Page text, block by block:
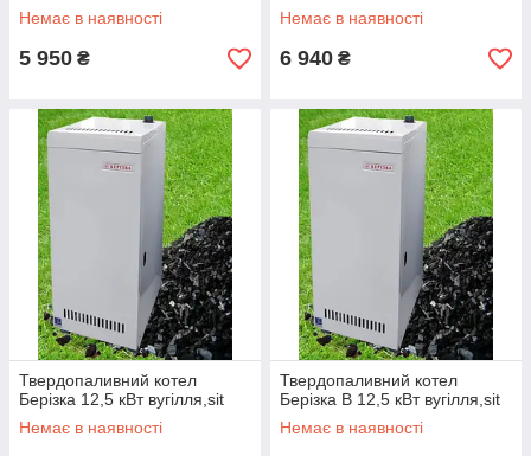
Немає в наявності
5 950 ₴
Немає в наявності
6 940 ₴
Твердопаливний котел
Берізка 12,5 кВт вугілля,sit
Немає в наявності
Твердопаливний котел
Берізка В 12,5 кВт вугілля,sit
Немає в наявності